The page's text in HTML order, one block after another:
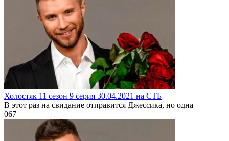
Холостяк 11 сезон 9 серия 30.04.2021 на СТБ
В этот раз на свидание отправится Джессика, но одна
067